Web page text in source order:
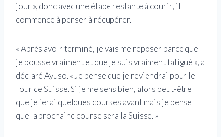
jour », donc avec une étape restante à courir, il
commence à penser à récupérer.
« Après avoir terminé, je vais me reposer parce que
je pousse vraiment et que je suis vraiment fatigué », a
déclaré Ayuso. « Je pense que je reviendrai pour le
Tour de Suisse. Si je me sens bien, alors peut-être
que je ferai quelques courses avant mais je pense
que la prochaine course sera la Suisse. »